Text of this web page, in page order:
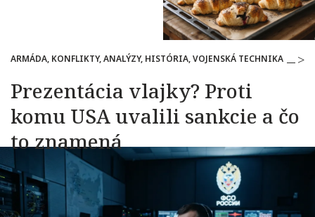
ARMÁDA, KONFLIKTY, ANALÝZY, HISTÓRIA, VOJENSKÁ TECHNIKA